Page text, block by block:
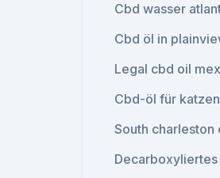
Cbd wasser
Cbd öl in
Legal cbd oil
Cbd-öl für
South charleston